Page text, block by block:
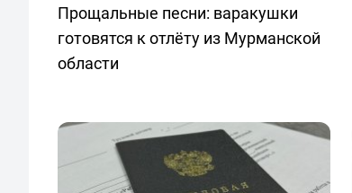
Прощальные песни: варакушки
готовятся к отлёту из Мурманской
области